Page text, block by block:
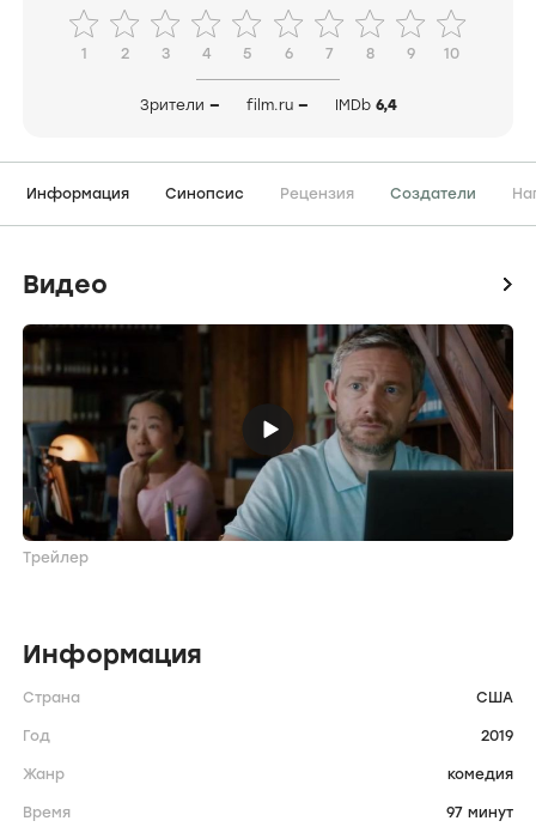
1 2 3 4 5 6 7 8 9 10
Зрители — film.ru — IMDb 6,4
Информация Синопсис Рецензия Создатели
Видео icon
Трейлер
Информация
Страна США
Год 2019
Жанр комедия
Время 97 минут